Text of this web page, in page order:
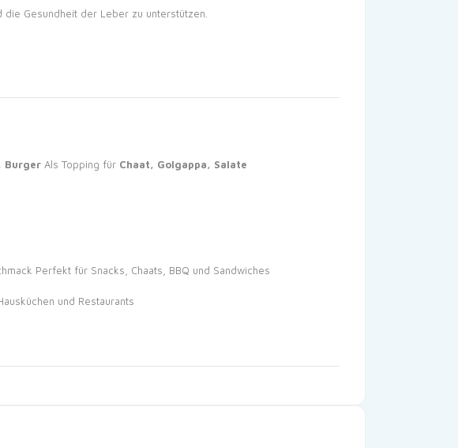
Gesundheit der Leber zu unterstützen.
Burger Als Topping für Chaat, Golgappa, Salate
Perfekt für Snacks, Chaats, BBQ und Sandwiches
und Restaurants